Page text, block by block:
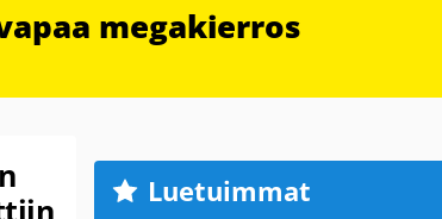
megakierros
Luetuimmat